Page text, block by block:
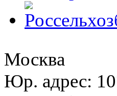
Москва
Юр. адрес: